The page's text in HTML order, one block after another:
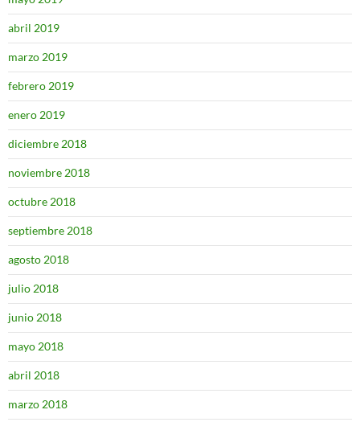
abril 2019
marzo 2019
febrero 2019
enero 2019
diciembre 2018
noviembre 2018
octubre 2018
septiembre 2018
agosto 2018
julio 2018
junio 2018
mayo 2018
abril 2018
marzo 2018